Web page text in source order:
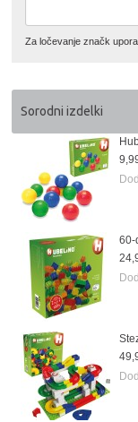
Za ločevanje značk
Sorodni izdelki
60-